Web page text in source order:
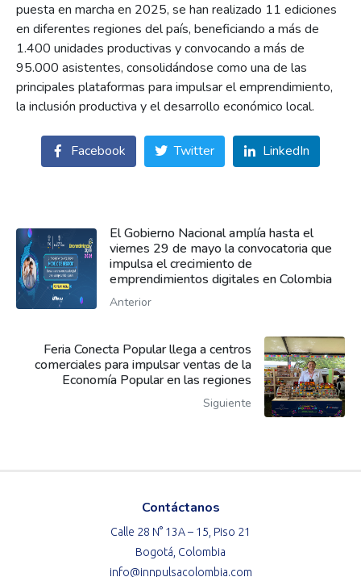
puesta en marcha en 2025, se han realizado 11 ediciones
en diferentes regiones del país, beneficiando a más de
1.400 unidades productivas y convocando a más de
95.000 asistentes, consolidándose como una de las
principales plataformas para impulsar el emprendimiento,
la inclusión productiva y el desarrollo económico local.
Facebook Twitter LinkedIn
El Gobierno Nacional amplía hasta el
viernes 29 de mayo la convocatoria que
impulsa el crecimiento de
emprendimientos digitales en Colombia
Anterior
Feria Conecta Popular llega a centros
comerciales para impulsar ventas de la
Economía Popular en las regiones
Siguiente
Contáctanos
Calle 28 N° 13A – 15, Piso 21
Bogotá, Colombia
info@innpulsacolombia.com